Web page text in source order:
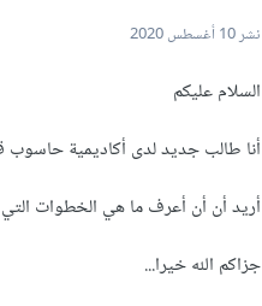
نشر10 أغسطس 2020
السلام عليكم
أنا طالب جديد لدى أكاديمية
أريد أن أن أعرف ما هي الخطوات
جزاكم الله خيرا...